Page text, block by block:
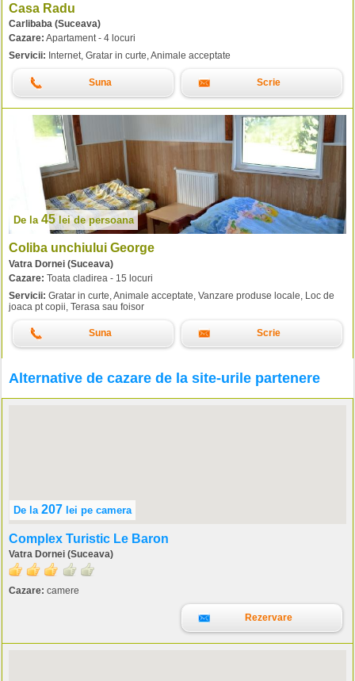
Casa Radu
Carlibaba (Suceava)
Cazare: Apartament - 4 locuri
Servicii: Internet, Gratar in curte, Animale acceptate
Suna Scrie
De la 45leide persoana
Coliba unchiului George
Vatra Dornei (Suceava)
Cazare: Toata cladirea - 15 locuri
Servicii: Gratar in curte, Animale acceptate, Vanzare produse locale, Loc de
joaca pt copii, Terasa sau foisor
Suna Scrie
Alternative de cazare de la site-urile partenere
De la 207 lei pe camera
Complex Turistic Le Baron
Vatra Dornei (Suceava)
Cazare: camere
Rezervare